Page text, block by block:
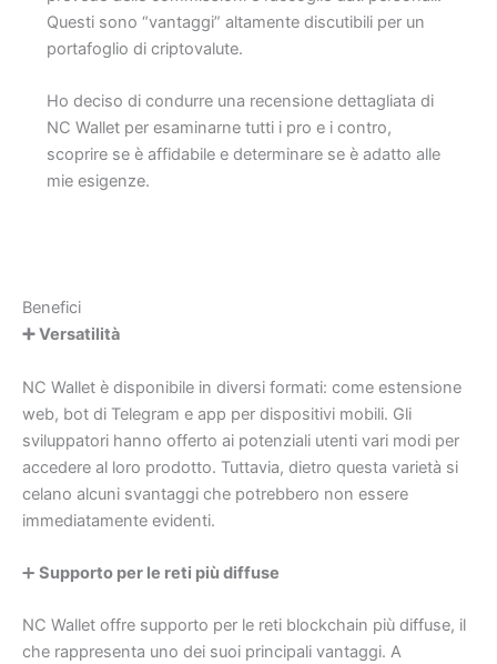
Questi sono “vantaggi” altamente discutibili per un
portafoglio di criptovalute.
Ho deciso di condurre una recensione dettagliata di
NC Wallet per esaminarne tutti i pro e i contro,
scoprire se è affidabile e determinare se è adatto alle
mie esigenze.
Benefici
➕ Versatilità
NC Wallet è disponibile in diversi formati: come estensione
web, bot di Telegram e app per dispositivi mobili. Gli
sviluppatori hanno offerto ai potenziali utenti vari modi per
accedere al loro prodotto. Tuttavia, dietro questa varietà si
celano alcuni svantaggi che potrebbero non essere
immediatamente evidenti.
➕ Supporto per le reti più diffuse
NC Wallet offre supporto per le reti blockchain più diffuse, il
che rappresenta uno dei suoi principali vantaggi. A